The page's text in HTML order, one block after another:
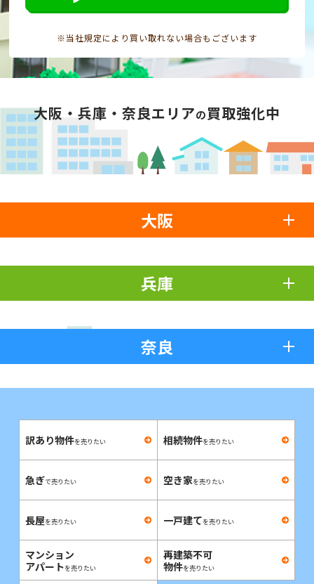
※当社規定により買い取れない場合もございます
大阪・兵庫・奈良エリアの買取強化中
大阪
兵庫
奈良
訳あり物件を売りたい 相続物件を売りたい
急ぎで売りたい 空き家を売りたい
長屋を売りたい 一戸建てを売りたい
マンション
アパートを売りたい
再建築不可
物件を売りたい